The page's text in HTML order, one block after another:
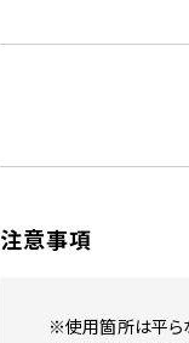
注意事項
※使用箇所は平ら